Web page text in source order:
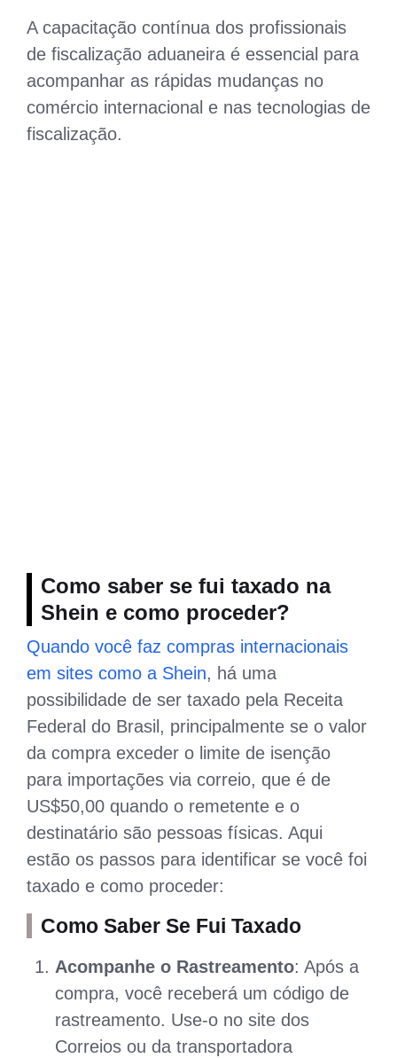
A capacitação contínua dos profissionais
de fiscalização aduaneira é essencial para
acompanhar as rápidas mudanças no
comércio internacional e nas tecnologias de
fiscalização.
Como saber se fui taxado na
Shein e como proceder?
Quando você faz compras internacionais
em sites como a Shein, há uma
possibilidade de ser taxado pela Receita
Federal do Brasil, principalmente se o valor
da compra exceder o limite de isenção
para importações via correio, que é de
US$50,00 quando o remetente e o
destinatário são pessoas físicas. Aqui
estão os passos para identificar se você foi
taxado e como proceder:
Como Saber Se Fui Taxado
Acompanhe o Rastreamento: Após a
compra, você receberá um código de
rastreamento. Use-o no site dos
Correios ou da transportadora